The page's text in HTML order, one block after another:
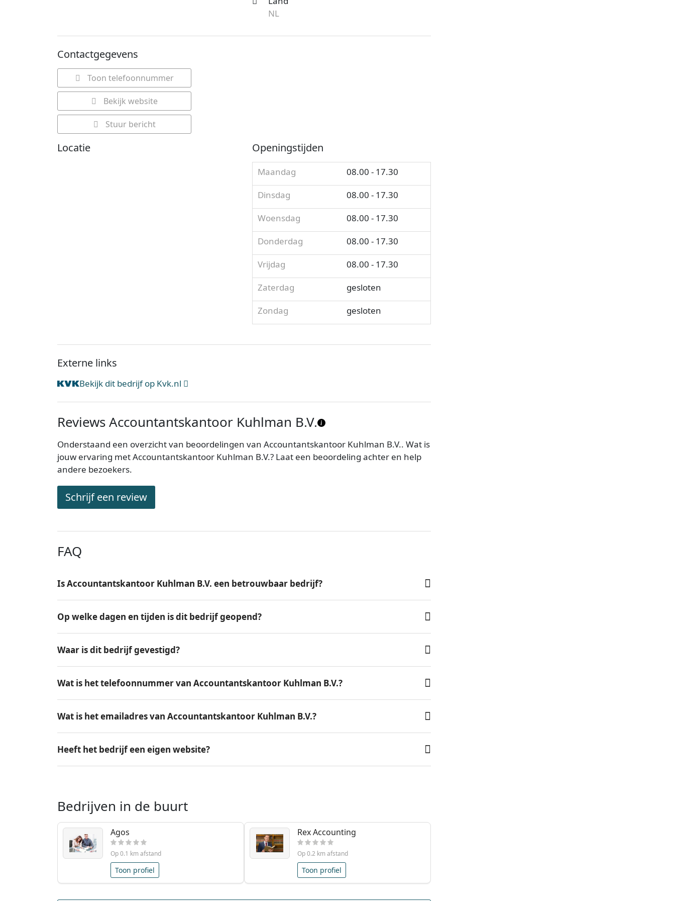
NL
Contactgegevens
Toon telefoonnummer
Bekijk website
Stuur bericht
Locatie Openingstijden
Maandag
08.00 - 17.30
Dinsdag
08.00 - 17.30
Woensdag
08.00 - 17.30
Donderdag
08.00 - 17.30
Vrijdag
08.00 - 17.30
Zaterdag
gesloten
Zondag
gesloten
Externe links
Bekijk dit bedrijf op Kvk.nl
Reviews Accountantskantoor Kuhlman B.V.
Onderstaand een overzicht van beoordelingen van Accountantskantoor Kuhlman B.V.. Wat is
jouw ervaring met Accountantskantoor Kuhlman B.V.? Laat een beoordeling achter en help
andere bezoekers.
Schrijf een review
FAQ
Is Accountantskantoor Kuhlman B.V. een betrouwbaar bedrijf?
Op welke dagen en tijden is dit bedrijf geopend?
Waar is dit bedrijf gevestigd?
Wat is het telefoonnummer van Accountantskantoor Kuhlman B.V.?
Wat is het emailadres van Accountantskantoor Kuhlman B.V.?
Heeft het bedrijf een eigen website?
Bedrijven in de buurt
Agos
Op 0.1 km afstand
Toon profiel
Rex Accounting
Op 0.2 km afstand
Toon profiel